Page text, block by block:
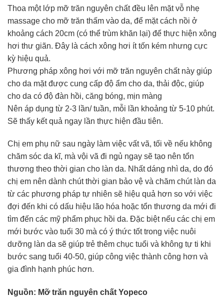
Thoa một lớp mỡ trăn nguyên chất đều lên mặt vỗ nhẹ
massage cho mỡ trăn thấm vào da, để mặt cách nồi ở
khoảng cách 20cm (có thể trùm khăn lại) để thực hiện xông
hơi thư giãn. Đây là cách xông hơi ít tốn kém nhưng cực
kỳ hiệu quả.
Phương pháp xông hơi với mỡ trăn nguyên chất này giúp
cho da mặt được cung cấp độ ẩm cho da, thải độc, giúp
cho da có độ đàn hồi, căng bóng, mịn màng
Nên áp dụng từ 2-3 lần/ tuần, mỗi lần khoảng từ 5-10 phút.
Sẽ thấy kết quả ngay lần thực hiện đầu tiên.
Chị em phụ nữ sau ngày làm việc vất vã, tối về nếu không
chăm sóc da kĩ, mà vội vã đi ngủ ngay sẽ tạo nên tổn
thương theo thời gian cho làn da. Nhất dáng nhì da, do đó
chị em nên dành chút thời gian bảo vệ và chăm chút làn da
từ các phương pháp tự nhiên sẽ hiệu quả hơn so với việc
đợi đến khi có dấu hiệu lão hóa hoặc tổn thương da mới đi
tìm đến các mỹ phẩm phục hồi da. Đặc biệt nếu các chị em
mới bước vào tuổi 30 mà có ý thức tốt trong việc nuôi
dưỡng làn da sẽ giúp trẻ thêm chục tuổi và không tự ti khi
bước sang tuổi 40-50, giúp công việc thành công hơn và
gia đình hạnh phúc hơn.
Nguồn: Mỡ trăn nguyên chất Yopeco